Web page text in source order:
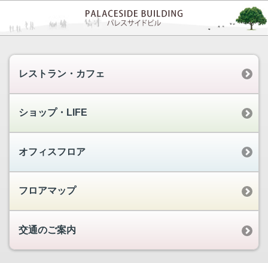
レストラン・カフェ
ショップ・LIFE
オフィスフロア
フロアマップ
交通のご案内